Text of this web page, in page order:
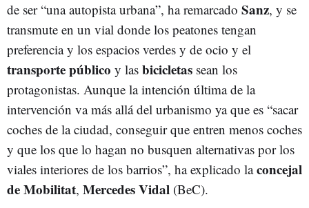
de ser “una autopista urbana”, ha remarcado Sanz, y se
transmute en un vial donde los peatones tengan
preferencia y los espacios verdes y de ocio y el
transporte público y las bicicletas sean los
protagonistas. Aunque la intención última de la
intervención va más allá del urbanismo ya que es “sacar
coches de la ciudad, conseguir que entren menos coches
y que los que lo hagan no busquen alternativas por los
viales interiores de los barrios”, ha explicado laconcejal
de Mobilitat, Mercedes Vidal (BeC).